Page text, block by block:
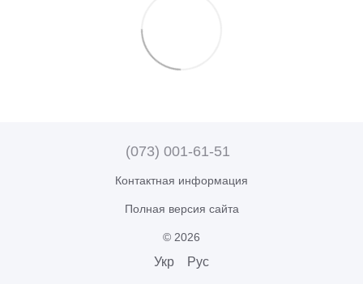
(073) 001-61-51
Контактная информация
Полная версия сайта
© 2026
Укр Рус